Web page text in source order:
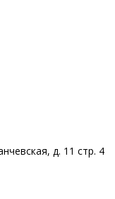
д. 11 стр. 4